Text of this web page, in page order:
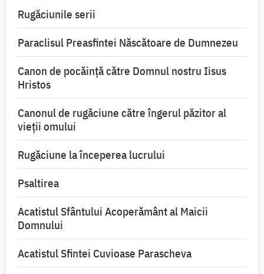
Rugăciunile serii
Paraclisul Preasfintei Născătoare de Dumnezeu
Canon de pocăință către Domnul nostru Iisus
Hristos
Canonul de rugăciune către îngerul păzitor al
vieții omului
Rugăciune la începerea lucrului
Psaltirea
Acatistul Sfântului Acoperământ al Maicii
Domnului
Acatistul Sfintei Cuvioase Parascheva